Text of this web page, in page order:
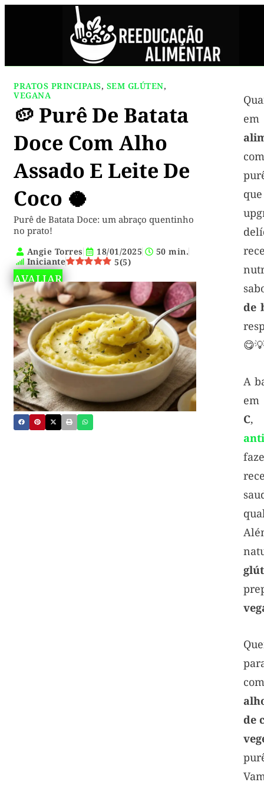
PRATOS PRINCIPAIS, SEM GLÚTEN,
VEGANA
🥔 Purê De Batata
Doce Com Alho
Assado E Leite De
Coco 🥥
Purê de Batata Doce: um abraço quentinho
no prato!
Angie Torres 18/01/2025
50 min.
Iniciante
5(5)
AVALIAR
de
A
C
de